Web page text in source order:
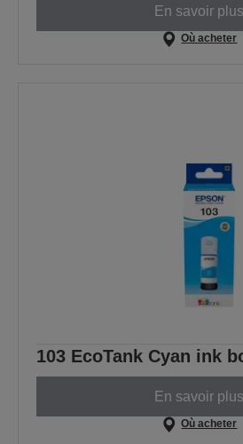
En savoir plus
Où acheter
103 EcoTank Cyan ink
En savoir plus
Où acheter